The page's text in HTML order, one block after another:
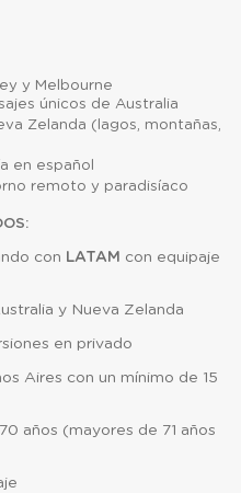
y Melbourne
únicos de Australia
Zelanda (lagos, montañas,
en español
remoto y paradisíaco
con LATAM con equipaje
y Nueva Zelanda
en privado
con un mínimo de 15
(mayores de 71 años